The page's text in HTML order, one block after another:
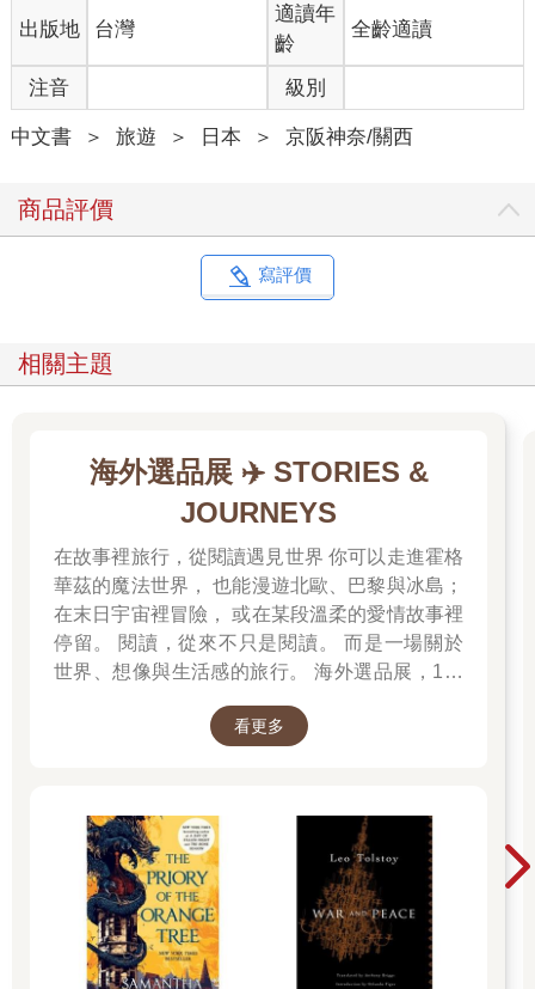
出版地 台灣
適讀年
齡
全齡適讀
注音 級別
中文書 ＞ 旅遊 ＞ 日本 ＞ 京阪神奈/關西
商品評價
寫評價
相關主題
海外選品展 ✈️ STORIES &
JOURNEYS
在故事裡旅行，從閱讀遇見世界 你可以走進霍格
華茲的魔法世界， 也能漫遊北歐、巴黎與冰島；
在末日宇宙裡冒險， 或在某段溫柔的愛情故事裡
停留。 閱讀，從來不只是閱讀。 而是一場關於
世界、想像與生活感的旅行。 海外選品展，1折
看更多